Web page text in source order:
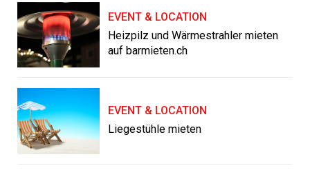
EVENT & LOCATION
Heizpilz und Wärmestrahler mieten
auf barmieten.ch
EVENT & LOCATION
Liegestühle mieten